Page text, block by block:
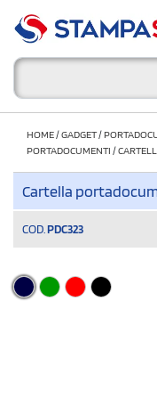
HOME/GADGET/
PORTADOCUMENTI /
Cartella
COD. PDC323